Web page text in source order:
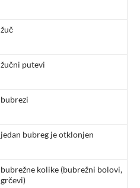
žuč
žučni putevi
bubrezi
jedan bubreg je otklonjen
bubrežne kolike (bubrežni bolovi,
grčevi)